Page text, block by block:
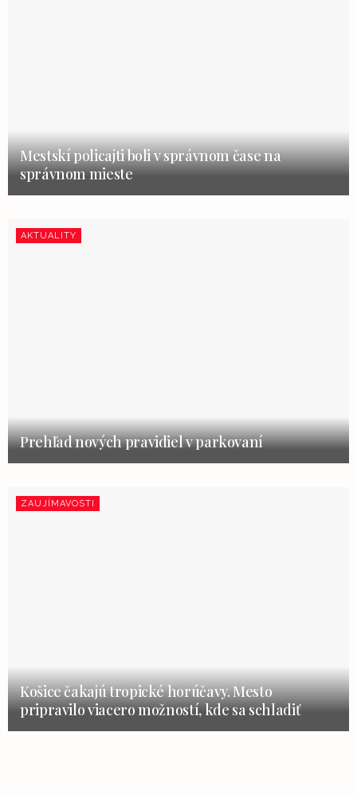
Mestskí policajti boli v správnom čase na
správnom mieste
AKTUALITY
Prehľad nových pravidiel v parkovaní
ZAUJÍMAVOSTI
Košice čakajú tropické horúčavy. Mesto
pripravilo viacero možností, kde sa schladiť